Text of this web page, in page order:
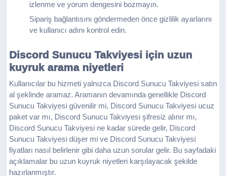
izlenme ve yorum dengesini bozmayın.
Sipariş bağlantısını göndermeden önce gizlilik ayarlarını
ve kullanıcı adını kontrol edin.
Discord Sunucu Takviyesi için uzun
kuyruk arama niyetleri
Kullanıcılar bu hizmeti yalnızca Discord Sunucu Takviyesi satın
al şeklinde aramaz. Aramanın devamında genellikle Discord
Sunucu Takviyesi güvenilir mi, Discord Sunucu Takviyesi ucuz
paket var mı, Discord Sunucu Takviyesi şifresiz alınır mı,
Discord Sunucu Takviyesi ne kadar sürede gelir, Discord
Sunucu Takviyesi düşer mi ve Discord Sunucu Takviyesi
fiyatları nasıl belirlenir gibi daha uzun sorular gelir. Bu sayfadaki
açıklamalar bu uzun kuyruk niyetleri karşılayacak şekilde
hazırlanmıştır.